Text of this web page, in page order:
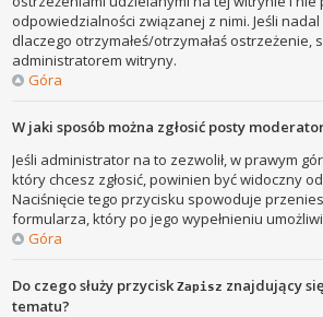
odpowiedzialności związanej z nimi. Jeśli
dlaczego otrzymałeś/otrzymałaś ostrzeżenie,
administratorem witryny.
Góra
W jaki sposób można zgłosić posty
Jeśli administrator na to zezwolił, w prawym
który chcesz zgłosić, powinien być widoczny
Naciśnięcie tego przycisku spowoduje
formularza, który po jego wypełnieniu
Góra
Do czego służy przyciskZapisz znajdujący
tematu?